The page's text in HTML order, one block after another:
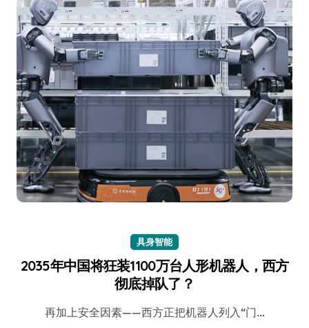
具身智能
2035年中国将狂装1100万台人形机器人，西方
彻底掉队了？
再加上安全因素——西方正把机器人列入“门…